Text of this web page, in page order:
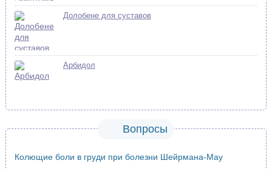
Долобене для суставов
Арбидол
Вопросы
Колющие боли в груди при болезни Шейрмана-Мау